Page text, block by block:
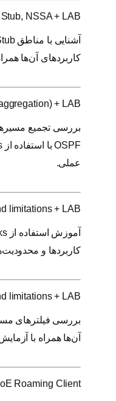
Stub, NSSA + LAB
کاربردهای آن‌ها
+ LAB
عملی.
limitations + LAB
کاربردها و
limitations + LAB
آن‌ها همراه با
Roaming Client